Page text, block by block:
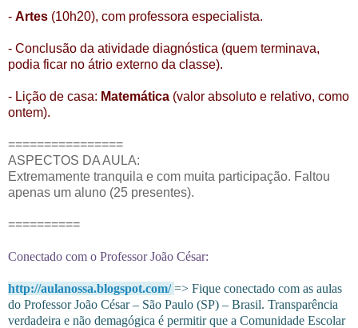
- Artes (10h20), com professora especialista.
- Conclusão da atividade diagnóstica (quem terminava,
podia ficar no átrio externo da classe).
- Lição de casa: Matemática (valor absoluto e relativo, como
ontem).
================
ASPECTOS DA AULA:
Extremamente tranquila e com muita participação. Faltou
apenas um aluno (25 presentes).
==========
Conectado com o Professor João César:
http://aulanossa.blogspot.com/ => Fique conectado com as aulas
do Professor João César – São Paulo (SP) – Brasil. Transparência
verdadeira e não demagógica é permitir que a Comunidade Escolar